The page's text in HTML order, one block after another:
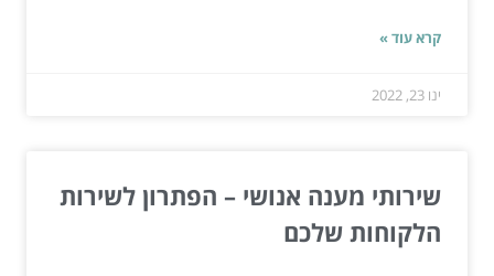
קרא עוד »
ינו 23, 2022
שירותי מענה אנושי – הפתרון לשירות
הלקוחות שלכם